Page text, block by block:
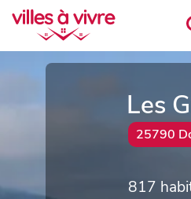
Les
25790
817